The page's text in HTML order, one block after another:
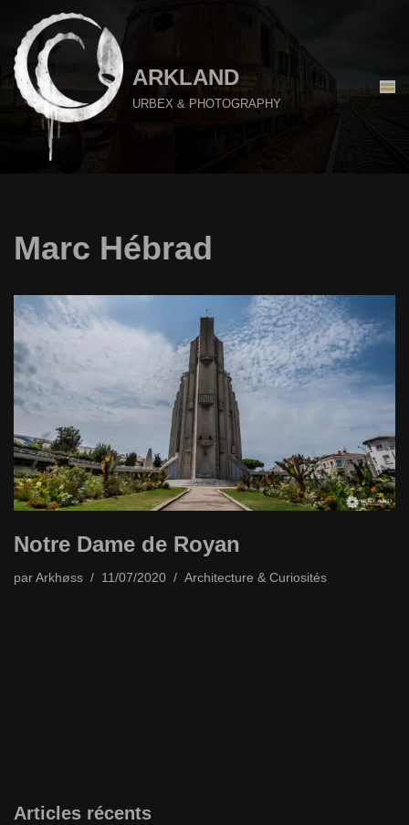
Aller
au
contenu
ARKLAND
URBEX & PHOTOGRAPHY
Marc Hébrad
Notre Dame de Royan
par Arkhøss 11/07/2020 Architecture & Curiosités
Articles récents